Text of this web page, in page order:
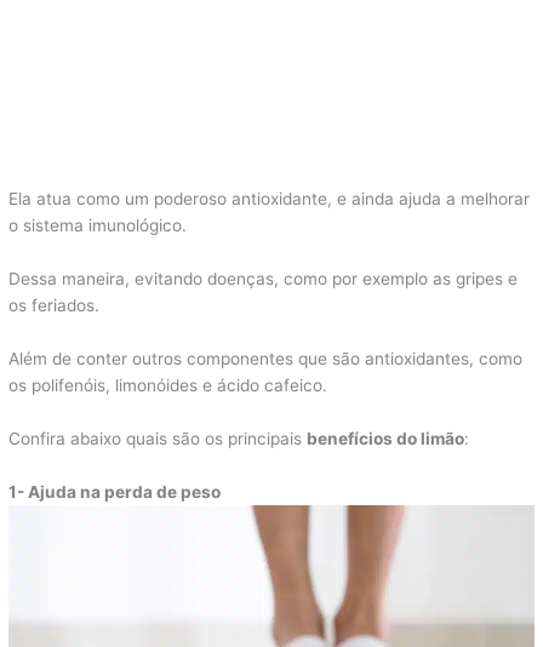
Ela atua como um poderoso antioxidante, e ainda ajuda a melhorar
o sistema imunológico.
Dessa maneira, evitando doenças, como por exemplo as gripes e
os feriados.
Além de conter outros componentes que são antioxidantes, como
os polifenóis, limonóides e ácido cafeico.
Confira abaixo quais são os principais benefícios do limão:
1- Ajuda na perda de peso